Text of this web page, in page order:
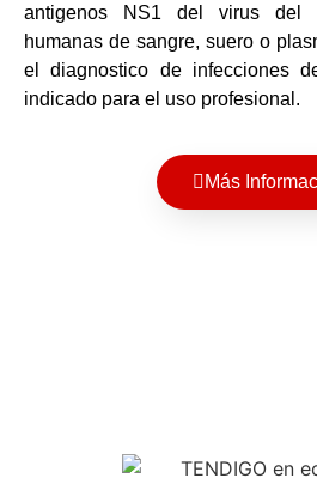
antigenos NS1 del virus del
humanas de sangre, suero o
el diagnostico de infecciones
indicado para el uso profesional.
Más